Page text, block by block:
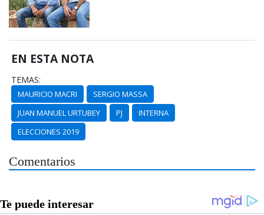
EN ESTA NOTA
TEMAS:
MAURICIO MACRI
SERGIO MASSA
JUAN MANUEL URTUBEY
PJ
INTERNA
ELECCIONES 2019
Comentarios